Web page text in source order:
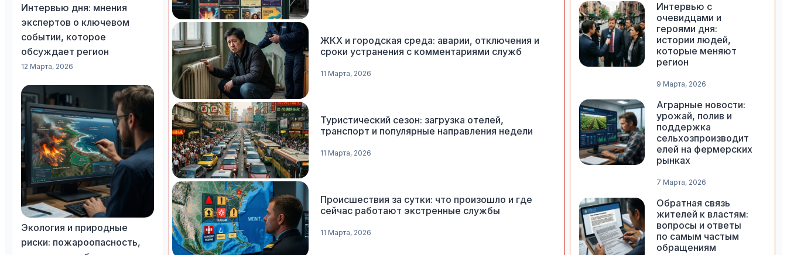
Интервью дня: мнения
экспертов о ключевом
событии, которое
обсуждает регион
12 Марта, 2026
Экология и природные
риски: пожароопасность,
ЖКХ и городская среда: аварии, отключения и
сроки устранения с комментариями служб
11 Марта, 2026
Туристический сезон: загрузка отелей,
транспорт и популярные направления недели
11 Марта, 2026
Происшествия за сутки: что произошло и где
сейчас работают экстренные службы
11 Марта, 2026
Интервью с
очевидцами и
героями дня:
истории людей,
которые меняют
регион
9 Марта, 2026
Аграрные новости:
урожай, полив и
поддержка
сельхозпроизводит
елей на фермерских
рынках
7 Марта, 2026
Обратная связь
жителей к властям:
вопросы и ответы
по самым частым
обращениям